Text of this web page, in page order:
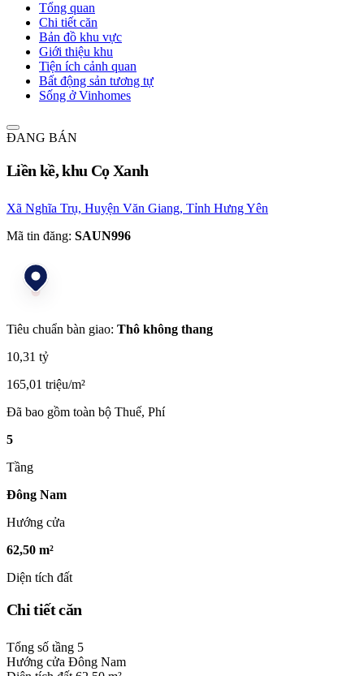
Tổng quan
Chi tiết căn
Bản đồ khu vực
Giới thiệu khu
Tiện ích cảnh quan
Bất động sản tương tự
Sống ở Vinhomes
ĐANG BÁN
Liền kề, khu Cọ Xanh
Xã Nghĩa Trụ, Huyện Văn Giang, Tỉnh Hưng Yên
Mã tin đăng: SAUN996
Tiêu chuẩn bàn giao: Thô không thang
10,31 tỷ
165,01 triệu/m²
Đã bao gồm toàn bộ Thuế, Phí
5
Tầng
Đông Nam
Hướng cửa
62,50 m²
Diện tích đất
Chi tiết căn
Tổng số tầng 5
Hướng cửa Đông Nam